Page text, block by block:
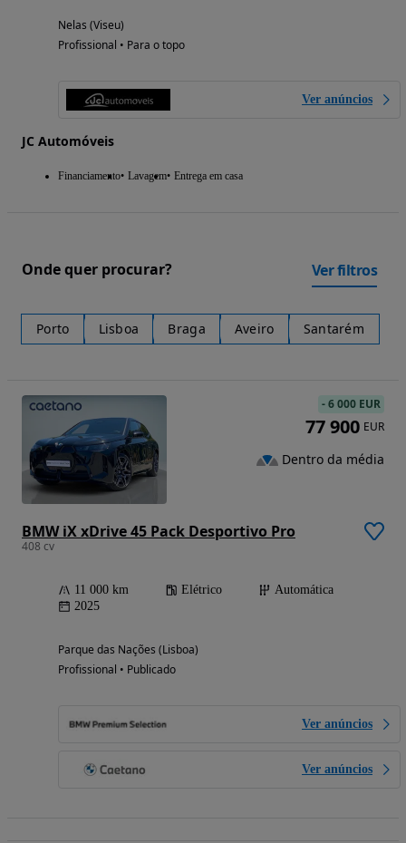
Nelas (Viseu)
Profissional • Para o topo
Ver anúncios
JC Automóveis
Financiamento Lavagem Entrega em casa
Onde quer procurar? Ver filtros
Porto Lisboa Braga Aveiro Santarém
BMW iX xDrive 45 Pack Desportivo Pro
408 cv
11 000 km Elétrico
Automática
2025
Parque das Nações (Lisboa)
Profissional • Publicado
Ver anúncios
Ver anúncios
-6 000 EUR
77 900 EUR
Dentro da média